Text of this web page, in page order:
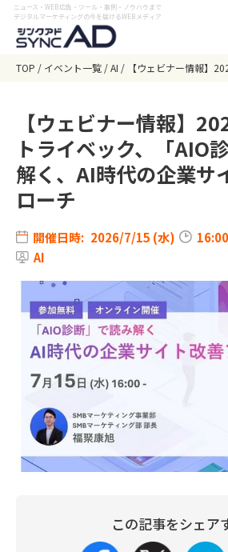
ニュース・WEB広告・ツール・事例・ノウハウまで
デジタルマーケティングの今を届けるWEBメディア
TOP イベント一覧 AI 【ウェビナー情報】
【ウェビナー情報】
トライベック、「AIO
解く、AI時代の企業サ
ローチ
開催日時: 2026/7/15 (水)
AI
この記事をシェア